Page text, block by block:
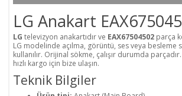
LG Anakart
LG televizyon anakartıdır ve EAX67504502 parça
LG modelinde açılma, görüntü, ses veya besleme
kullanılır. Orijinal sökme, çalışır durumda
hızlı kargo için bize ulaşın.
Teknik Bilgiler